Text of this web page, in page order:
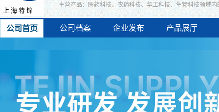
主营产品：医药科技、农药科技、华工科技、生物科技领域
类化工产品）、制浆及造纸专用设备、纸制品、纸浆、木材
公司首页 公司档案 企业发布 产品展厅